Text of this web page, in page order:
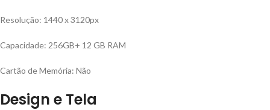
Resolução: 1440 x 3120px
Capacidade: 256GB+ 12 GB RAM
Cartão de Memória: Não
Design e Tela